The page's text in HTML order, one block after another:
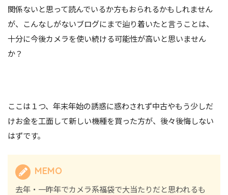
関係ないと思って読んでいるか方もおられるかもしれません
が、こんなしがないブログにまで辿り着いたと言うことは、
十分に今後カメラを使い続ける可能性が高いと思いません
か？
ここは１つ、年末年始の誘惑に惑わされず中古やもう少しだ
けお金を工面して新しい機種を買った方が、後々後悔しない
はずです。
MEMO
去年・一昨年でカメラ系福袋で大当たりだと思われるも